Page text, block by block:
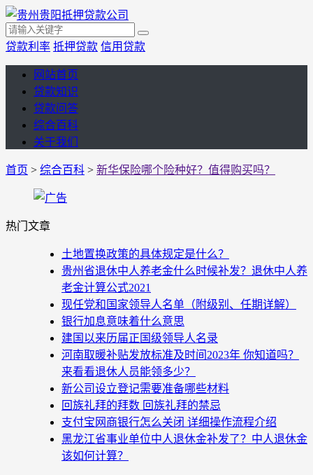
贷款利率 抵押贷款 信用贷款
网站首页
贷款知识
贷款问答
综合百科
关于我们
首页 > 综合百科 > 新华保险哪个险种好？值得购买吗？
热门文章
土地置换政策的具体规定是什么？
贵州省退休中人养老金什么时候补发？退休中人养
老金计算公式2021
现任党和国家领导人名单（附级别、任期详解）
银行加息意味着什么意思
建国以来历届正国级领导人名录
河南取暖补贴发放标准及时间2023年 你知道吗？
来看看退休人员能领多少？
新公司设立登记需要准备哪些材料
回族礼拜的拜数 回族礼拜的禁忌
支付宝网商银行怎么关闭 详细操作流程介绍
黑龙江省事业单位中人退休金补发了？中人退休金
该如何计算？